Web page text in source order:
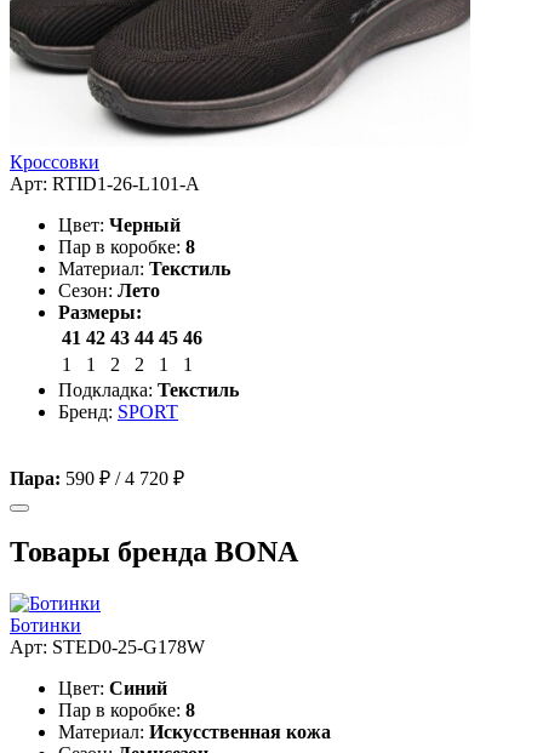
Кроссовки
Арт: RTID1-26-L101-A
Цвет: Черный
Пар в коробке: 8
Материал: Текстиль
Сезон: Лето
Размеры:
41 42 43 44 45 46
1
1 2 2 1
1
Подкладка: Текстиль
Бренд: SPORT
Пара: 590 ₽ /4 720 ₽
Товары бренда BONA
Ботинки
Арт: STED0-25-G178W
Цвет: Синий
Пар в коробке: 8
Материал: Искусственная кожа